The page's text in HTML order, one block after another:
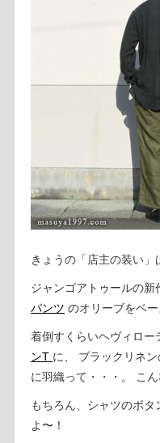
きょうの「店主の装い」
ジャンゴアトゥールの新
パンツ のオリーブをベ
着倒すくらいヘヴィロー
ンT に、 ブラックリネン
に羽織って・・・。 こ
もちろん、シャツのボ
よ〜！